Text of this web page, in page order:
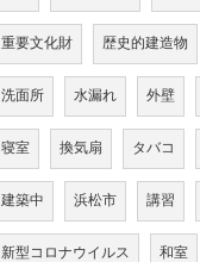
重要文化財 歴史的建造物
洗面所 水漏れ 外壁
寝室 換気扇 タバコ
建築中 浜松市 講習
新型コロナウイルス 和室